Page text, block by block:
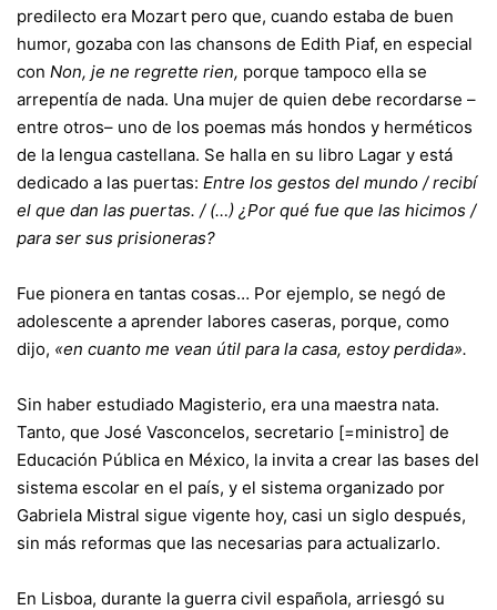
predilecto era Mozart pero que, cuando estaba de buen
humor, gozaba con las chansons de Edith Piaf, en especial
con Non, je ne regrette rien, porque tampoco ella se
arrepentía de nada. Una mujer de quien debe recordarse –
entre otros– uno de los poemas más hondos y herméticos
de la lengua castellana. Se halla en su libro Lagar y está
dedicado a las puertas: Entre los gestos del mundo / recibí
el que dan las puertas. / (…) ¿Por qué fue que las hicimos /
para ser sus prisioneras?
Fue pionera en tantas cosas… Por ejemplo, se negó de
adolescente a aprender labores caseras, porque, como
dijo, «en cuanto me vean útil para la casa, estoy perdida».
Sin haber estudiado Magisterio, era una maestra nata.
Tanto, que José Vasconcelos, secretario [=ministro] de
Educación Pública en México, la invita a crear las bases del
sistema escolar en el país, y el sistema organizado por
Gabriela Mistral sigue vigente hoy, casi un siglo después,
sin más reformas que las necesarias para actualizarlo.
En Lisboa, durante la guerra civil española, arriesgó su